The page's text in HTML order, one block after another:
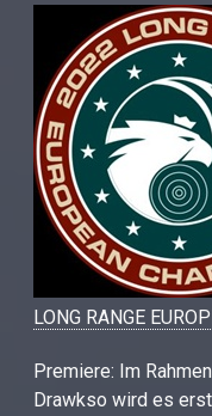
LONG RANGE
Premiere: Im
Drawkso wird es